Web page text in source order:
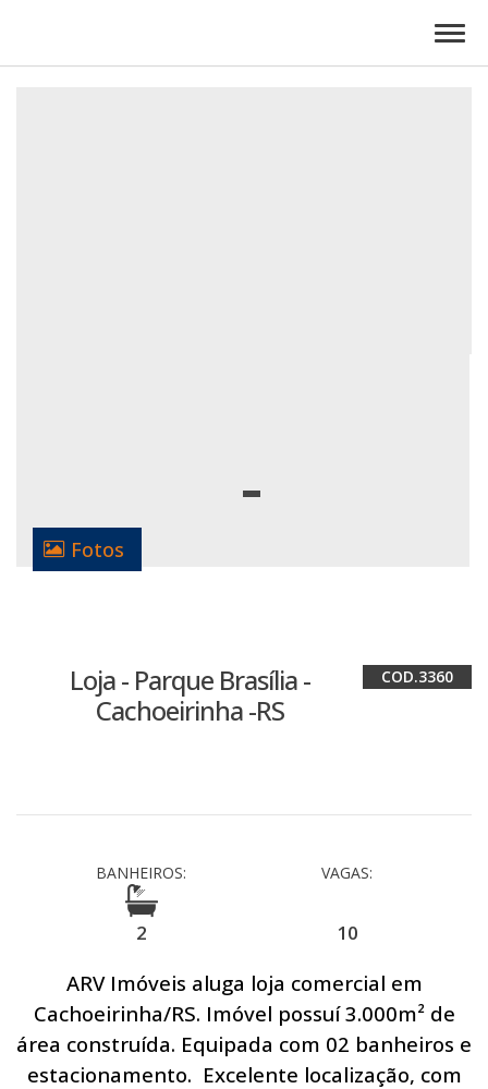
Fotos
Loja - Parque Brasília -
Cachoeirinha -RS
3360
BANHEIROS:
2
VAGAS:
10
ARV Imóveis aluga loja comercial em
Cachoeirinha/RS. Imóvel possuí 3.000m² de
área construída. Equipada com 02 banheiros e
estacionamento. Excelente localização, com